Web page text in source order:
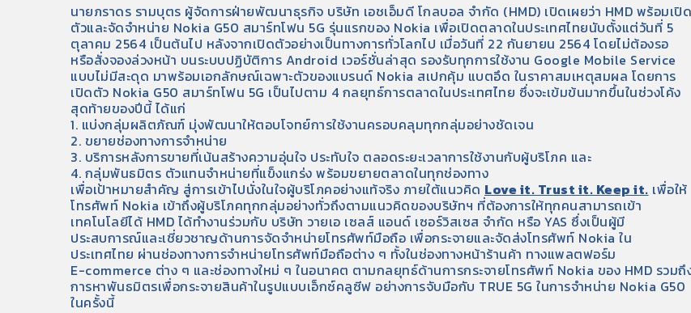
นายภราดร รามบุตร ผู้จัดการฝ่ายพัฒนาธุรกิจ บริษัท เอชเอ็มดี โกลบอล จำกัด (HMD) เปิดเผยว่า HMD พร้อมเปิด
ตัวและจัดจำหน่าย Nokia G50 สมาร์ทโฟน 5G รุ่นแรกของ Nokia เพื่อเปิดตลาดในประเทศไทยนับตั้งแต่วันที่ 5
ตุลาคม 2564 เป็นต้นไป หลังจากเปิดตัวอย่างเป็นทางการทั่วโลกไป เมื่อวันที่ 22 กันยายน 2564 โดยไม่ต้องรอ
หรือสั่งจองล่วงหน้า บนระบบปฏิบัติการ Android เวอร์ชั่นล่าสุด รองรับทุกการใช้งาน Google Mobile Service
แบบไม่มีสะดุด มาพร้อมเอกลักษณ์เฉพาะตัวของแบรนด์ Nokia สเปกคุ้ม แบตอึด ในราคาสมเหตุสมผล โดยการ
เปิดตัว Nokia G50 สมาร์ทโฟน 5G เป็นไปตาม 4 กลยุทธ์การตลาดในประเทศไทย ซึ่งจะเข้มข้นมากขึ้นในช่วงโค้ง
สุดท้ายของปีนี้ ได้แก่
1. แบ่งกลุ่มผลิตภัณฑ์ มุ่งพัฒนาให้ตอบโจทย์การใช้งานครอบคลุมทุกกลุ่มอย่างชัดเจน
2. ขยายช่องทางการจำหน่าย
3. บริการหลังการขายที่เน้นสร้างความอุ่นใจ ประทับใจ ตลอดระยะเวลาการใช้งานกับผู้บริโภค และ
4. กลุ่มพันธมิตร ตัวแทนจำหน่ายที่แข็งแกร่ง พร้อมขยายตลาดในทุกช่องทาง
เพื่อเป้าหมายสำคัญ สู่การเข้าไปนั่งในใจผู้บริโภคอย่างแท้จริง ภายใต้แนวคิด Love it. Trust it. Keep it. เพื่อให้
โทรศัพท์ Nokia เข้าถึงผู้บริโภคทุกกลุ่มอย่างทั่วถึงตามแนวคิดของบริษัทฯ ที่ต้องการให้ทุกคนสามารถเข้า
เทคโนโลยีได้ HMD ได้ทำงานร่วมกับ บริษัท วายเอ เซลส์ แอนด์ เซอร์วิสเซส จำกัด หรือ YAS ซึ่งเป็นผู้มี
ประสบการณ์และเชี่ยวชาญด้านการจัดจำหน่ายโทรศัพท์มือถือ เพื่อกระจายและจัดส่งโทรศัพท์ Nokia ใน
ประเทศไทย ผ่านช่องทางการจำหน่ายโทรศัพท์มือถือต่าง ๆ ทั้งในช่องทางหน้าร้านค้า ทางแพลตฟอร์ม
E-commerce ต่าง ๆ และช่องทางใหม่ ๆ ในอนาคต ตามกลยุทธ์ด้านการกระจายโทรศัพท์ Nokia ของ HMD รวมถึ
การหาพันธมิตรเพื่อกระจายสินค้าในรูปแบบเอ็กซ์คลูซีฟ อย่างการจับมือกับ TRUE 5G ในการจำหน่าย Nokia G50
ในครั้งนี้